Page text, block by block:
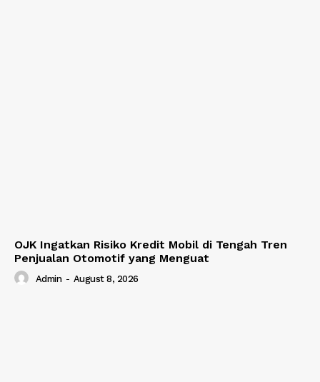
OJK Ingatkan Risiko Kredit Mobil di Tengah Tren
Penjualan Otomotif yang Menguat
Admin - August 8, 2026